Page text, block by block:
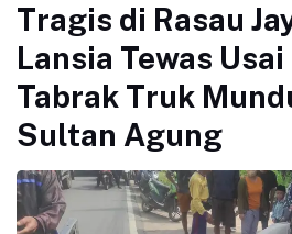
Tragis di Rasau
Lansia Tewas
Tabrak Truk
Sultan Agung